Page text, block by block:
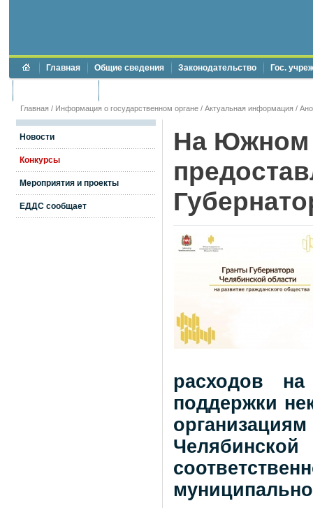
Главная Общие сведения Законодательство Гос.
Главная / Информация о государственном органе / Актуальная информация /
Новости
Конкурсы
Мероприятия и проекты
ЕДДС сообщает
На Южном
расходов
поддержки